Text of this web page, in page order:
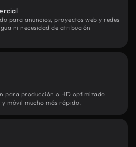
para anuncios, proyectos web y redes
ni necesidad de atribución
para producción o HD optimizado
móvil mucho más rápido.